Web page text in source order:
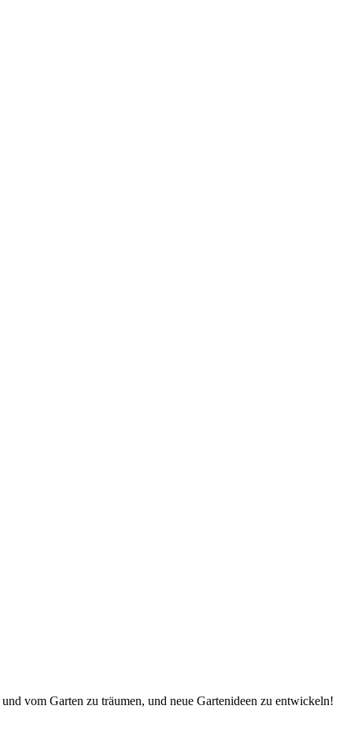
vom Garten zu träumen, und neue Gartenideen zu entwickeln!